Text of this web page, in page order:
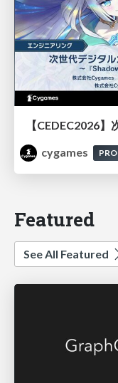
cygames
PRO
Featured
See All Featured